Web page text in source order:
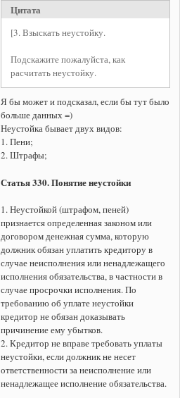
Цитата
[3. Взыскать неустойку.
Подскажите пожалуйста, как
расчитать неустойку.
Я бы может и подсказал, если бы тут было
больше данных =)
Неустойка бывает двух видов:
1. Пени;
2. Штрафы;
Статья 330. Понятие неустойки
1. Неустойкой (штрафом, пеней)
признается определенная законом или
договором денежная сумма, которую
должник обязан уплатить кредитору в
случае неисполнения или ненадлежащего
исполнения обязательства, в частности в
случае просрочки исполнения. По
требованию об уплате неустойки
кредитор не обязан доказывать
причинение ему убытков.
2. Кредитор не вправе требовать уплаты
неустойки, если должник не несет
ответственности за неисполнение или
ненадлежащее исполнение обязательства.